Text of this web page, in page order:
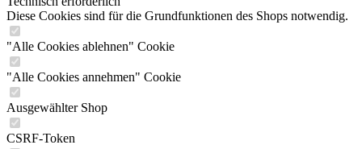
Diese Cookies sind für die Grundfunktionen des Shops notwendig.
"Alle Cookies ablehnen" Cookie
"Alle Cookies annehmen" Cookie
Ausgewählter Shop
CSRF-Token